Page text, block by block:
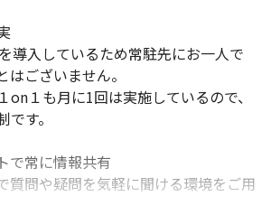
導入しているため常駐先にお一人で
ございません。
on１も月に1回は実施しているので、
す。
で常に情報共有
質問や疑問を気軽に聞ける環境をご用